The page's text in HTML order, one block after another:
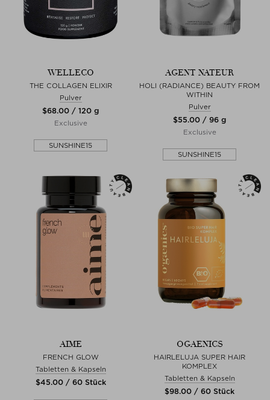
WELLECO
THE COLLAGEN ELIXIR
Pulver
$‌68.00 / 120 g
Exclusive
SUNSHINE15
AGENT NATEUR
HOLI (RADIANCE) BEAUTY FROM
WITHIN
Pulver
$‌55.00 / 96 g
Exclusive
SUNSHINE15
AIME
FRENCH GLOW
Tabletten & Kapseln
$‌45.00 / 60 Stück
OGAENICS
HAIRLELUJA SUPER HAIR
KOMPLEX
Tabletten & Kapseln
$‌98.00 / 60 Stück